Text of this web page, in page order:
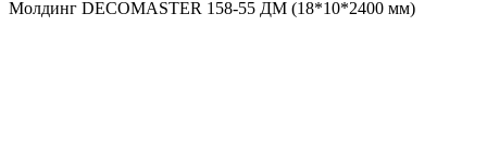
Молдинг DECOMASTER 158-55 ДМ (18*10*2400 мм)